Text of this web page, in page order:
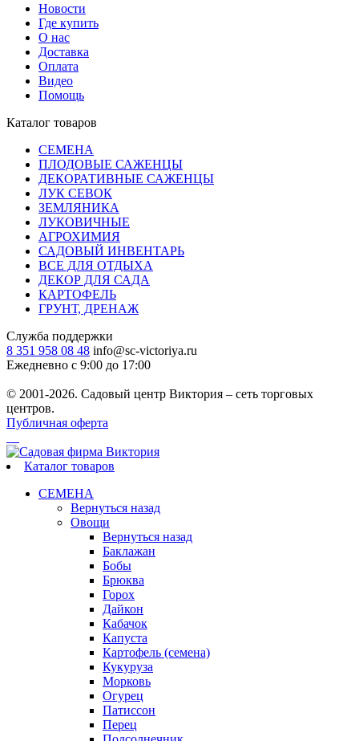
Новости
Где купить
О нас
Доставка
Оплата
Видео
Помощь
Каталог товаров
СЕМЕНА
ПЛОДОВЫЕ САЖЕНЦЫ
ДЕКОРАТИВНЫЕ САЖЕНЦЫ
ЛУК СЕВОК
ЗЕМЛЯНИКА
ЛУКОВИЧНЫЕ
АГРОХИМИЯ
САДОВЫЙ ИНВЕНТАРЬ
ВСЕ ДЛЯ ОТДЫХА
ДЕКОР ДЛЯ САДА
КАРТОФЕЛЬ
ГРУНТ, ДРЕНАЖ
Служба поддержки
8 351 958 08 48 info@sc-victoriya.ru
Ежедневно с 9:00 до 17:00
© 2001-2026. Садовый центр Виктория – сеть торговых
центров.
Публичная оферта
Каталог товаров
СЕМЕНА
Вернуться назад
Овощи
Вернуться назад
Баклажан
Бобы
Брюква
Горох
Дайкон
Кабачок
Капуста
Картофель (семена)
Кукуруза
Морковь
Огурец
Патиссон
Перец